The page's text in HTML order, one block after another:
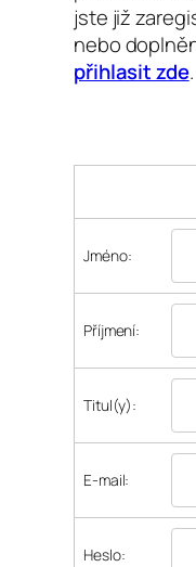
jste již
nebo
přihlasit zde.
Jméno:
Příjmení:
Titul(y):
E-mail:
Heslo: